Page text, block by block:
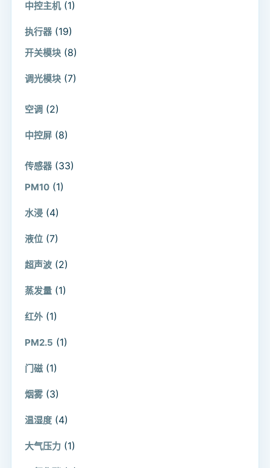
中控主机 (1)
执行器 (19)
开关模块 (8)
调光模块 (7)
空调 (2)
中控屏 (8)
传感器 (33)
PM10 (1)
水浸 (4)
液位 (7)
超声波 (2)
蒸发量 (1)
红外 (1)
PM2.5 (1)
门磁 (1)
烟雾 (3)
温湿度 (4)
大气压力 (1)